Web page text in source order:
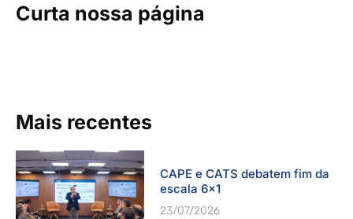
Curta nossa página
Mais recentes
CAPE e CATS debatem fim da
escala 6×1
23/07/2026